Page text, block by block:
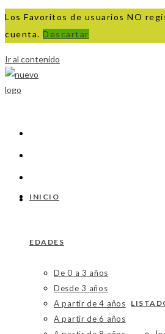
Los Favoritos de usuarios NO
cuenta. Descartar
Ir al contenido
INICIO
EDADES
De 0 a 3 años
Desde 3 años
A partir de 4 años
A partir de 6 años